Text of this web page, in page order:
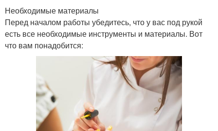
Необходимые материалы
Перед началом работы убедитесь, что у вас под рукой
есть все необходимые инструменты и материалы. Вот
что вам понадобится: